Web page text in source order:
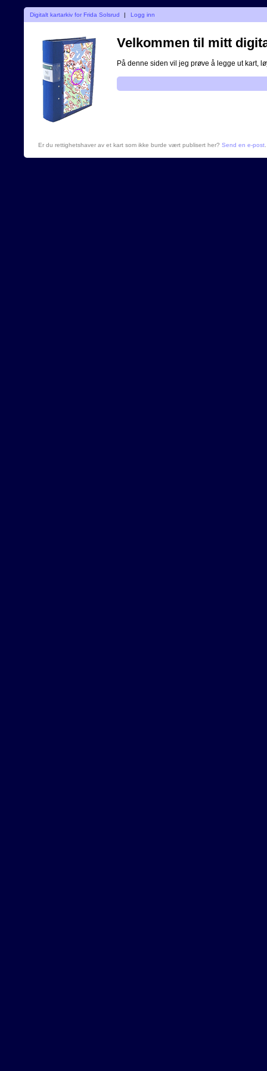
Digitalt kartarkiv for Frida Solsrud | Logg inn
Velkommen til mitt
På denne siden vil jeg prøve å legge ut kart,
Er du rettighetshaver av et kart som ikke burde vært publisert her? Send en e-post